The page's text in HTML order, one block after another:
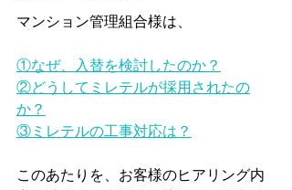
マンション管理組合様は、
①なぜ、入替を検討したのか？
②どうしてミレテルが採用されたの
か？
③ミレテルの工事対応は？
このあたりを、お客様のヒアリング内